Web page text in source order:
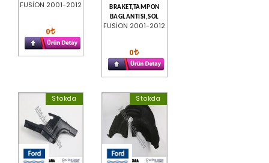
FUSİON 2001-2012
0
BRAKET,TAMPON
BAGLANTISI,SOL
FUSİON 2001-2012
0
Stokda Stokda